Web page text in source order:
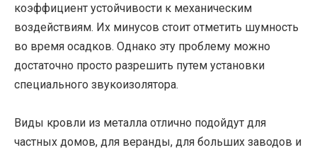
коэффициент устойчивости к механическим
воздействиям. Их минусов стоит отметить шумность
во время осадков. Однако эту проблему можно
достаточно просто разрешить путем установки
специального звукоизолятора.
Виды кровли из металла отлично подойдут для
частных домов, для веранды, для больших заводов и